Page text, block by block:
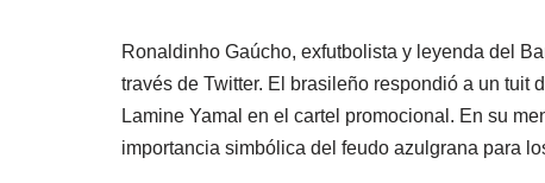
Ronaldinho Gaúcho, exfutbolista y leyenda del
través de Twitter. El brasileño respondió a un
Lamine Yamal en el cartel promocional. En su
importancia simbólica del feudo azulgrana para